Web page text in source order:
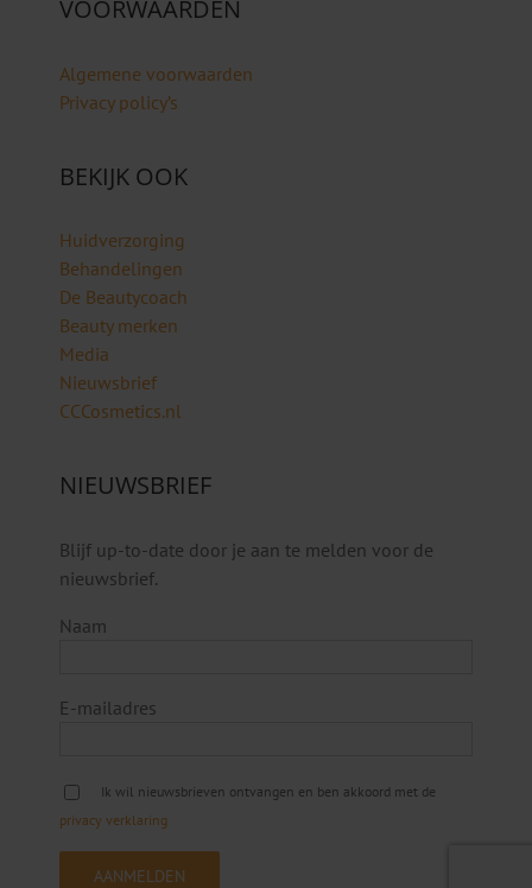
VOORWAARDEN
Algemene voorwaarden
Privacy policy’s
BEKIJK OOK
Huidverzorging
Behandelingen
De Beautycoach
Beauty merken
Media
Nieuwsbrief
CCCosmetics.nl
NIEUWSBRIEF
Blijf up-to-date door je aan te melden voor de
nieuwsbrief.
Naam
E-mailadres
Ik wil nieuwsbrieven ontvangen en ben akkoord met de
privacy verklaring